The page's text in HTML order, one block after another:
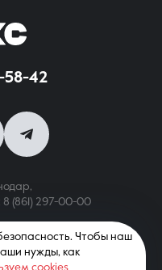
58-42
8 (861) 297-00-00
сайте, носит только
публичной офертой,
Чтобы наш
нужды, как
cookies